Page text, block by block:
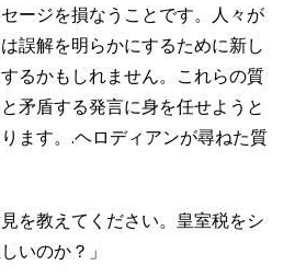
ージを損なうことです。人々が
誤解を明らかにするために新し
るかもしれません。これらの質
矛盾する発言に身を任せようと
ます。.ヘロディアンが尋ねた質
を教えてください。皇室税をシ
いのか？」